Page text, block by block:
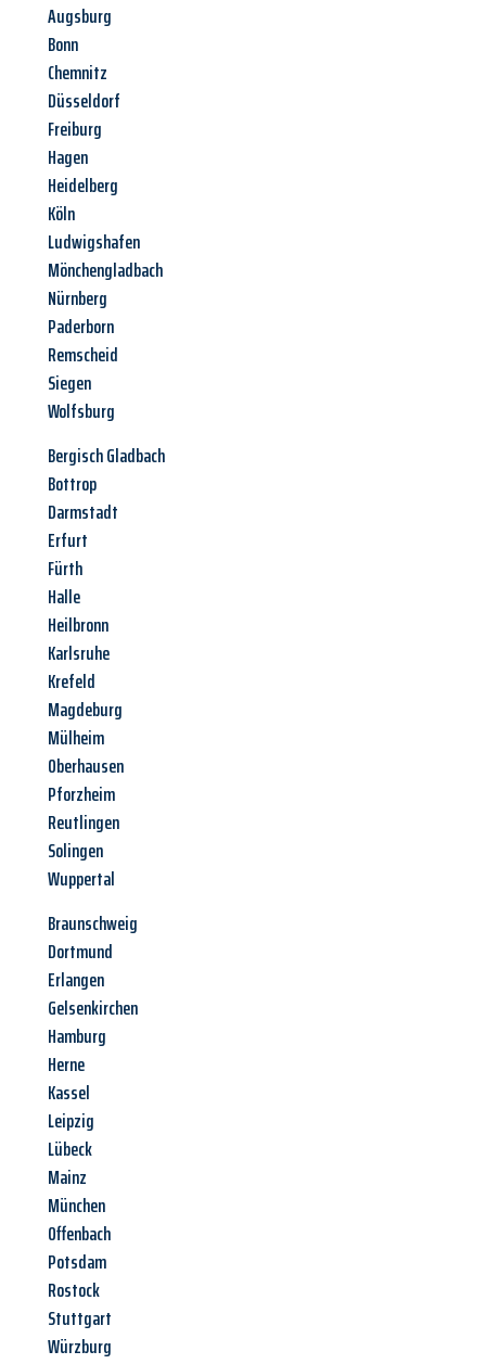
Augsburg
Bonn
Chemnitz
Düsseldorf
Freiburg
Hagen
Heidelberg
Köln
Ludwigshafen
Mönchengladbach
Nürnberg
Paderborn
Remscheid
Siegen
Wolfsburg
Bergisch Gladbach
Bottrop
Darmstadt
Erfurt
Fürth
Halle
Heilbronn
Karlsruhe
Krefeld
Magdeburg
Mülheim
Oberhausen
Pforzheim
Reutlingen
Solingen
Wuppertal
Braunschweig
Dortmund
Erlangen
Gelsenkirchen
Hamburg
Herne
Kassel
Leipzig
Lübeck
Mainz
München
Offenbach
Potsdam
Rostock
Stuttgart
Würzburg